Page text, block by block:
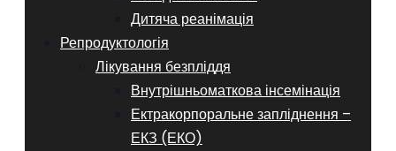
Дитяча реанімація
Репродуктологія
Лікування безпліддя
Внутрішньоматкова інсемінація
Ектракорпоральне запліднення –
ЕКЗ (ЕКО)